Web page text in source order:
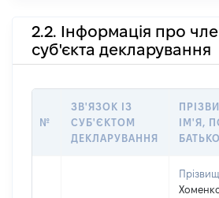
2.2. Інформація про
суб'єкта декларування
№
ЗВ'ЯЗОК ІЗ
СУБ'ЄКТОМ
ДЕКЛАРУВАННЯ
ІМ'Я,